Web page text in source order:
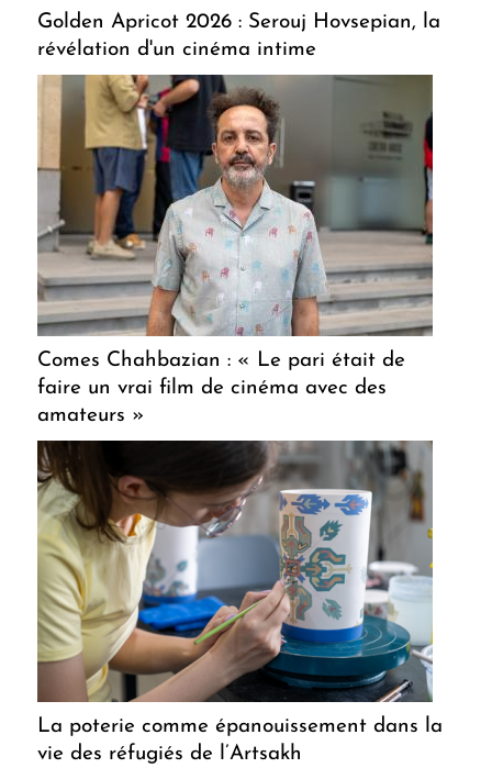
Golden Apricot 2026 : Serouj Hovsepian, la
révélation d'un cinéma intime
Comes Chahbazian : « Le pari était de
faire un vrai film de cinéma avec des
amateurs »
La poterie comme épanouissement dans la
vie des réfugiés de l’Artsakh